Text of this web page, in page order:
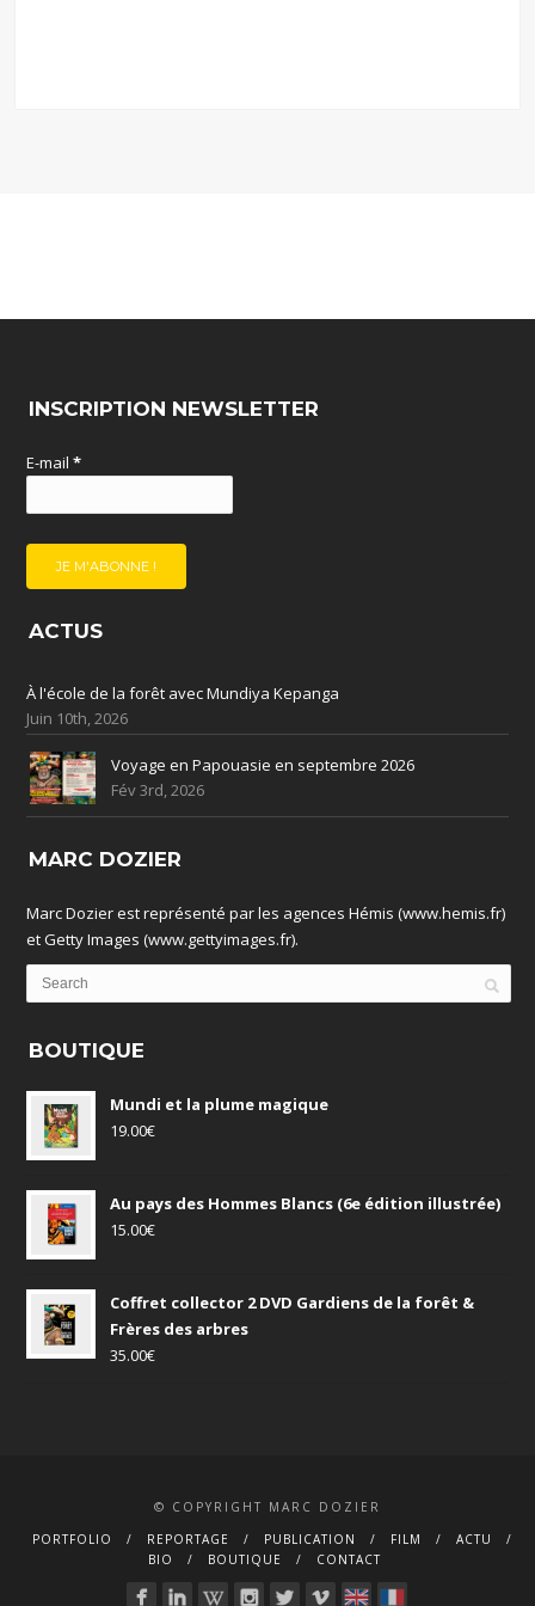
INSCRIPTION NEWSLETTER
E-mail*
ACTUS
À l'école de la forêt avec Mundiya Kepanga
Juin 10th, 2026
Voyage en Papouasie en septembre 2026
Fév 3rd, 2026
MARC DOZIER
Marc Dozier est représenté par les agences Hémis (www.hemis.fr)
et Getty Images (www.gettyimages.fr).
BOUTIQUE
Mundi et la plume magique
19.00€
Au pays des Hommes Blancs (6e édition illustrée)
15.00€
Coffret collector 2 DVD Gardiens de la forêt &
Frères des arbres
35.00€
© COPYRIGHT MARC DOZIER
PORTFOLIO
REPORTAGE PUBLICATION FILM
ACTU
BIO
BOUTIQUE CONTACT